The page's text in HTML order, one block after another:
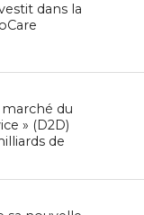
dans la
du
» (D2D)
de